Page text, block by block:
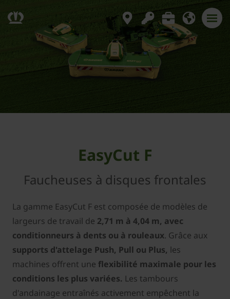
EasyCut F
Faucheuses à disques frontales
La gamme EasyCut F est composée de modèles de
largeurs de travail de 2,71 m à 4,04 m, avec
conditionneurs à dents ou à rouleaux. Grâce aux
supports d'attelage Push, Pull ou Plus, les
machines offrent une flexibilité maximale pour les
conditions les plus variées. Les tambours
d'andainage entraînés activement empêchent la